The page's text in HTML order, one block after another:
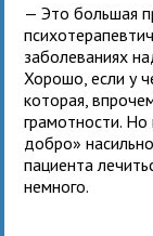
— Это большая
заболеваниях
Хорошо, если у
которая,
грамотности.
добро»
пациента
немного.